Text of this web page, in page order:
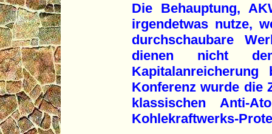
Die Behauptung,
irgendetwas nutze,
durchschaubare
dienen nicht
Konferenz wurde die
klassischen Anti-
Kohlekraftwerks-